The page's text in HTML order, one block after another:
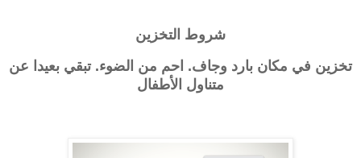
شروط التخزين
تخزين في مكان بارد وجاف. احم من الضوء. تبقي بعيدا عن
متناول الأطفال